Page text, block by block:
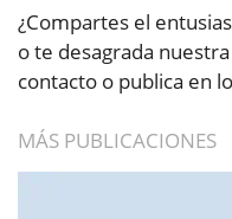
¿Compartes el
o te desagrada
contacto o publica en
MÁS PUBLICACIONES